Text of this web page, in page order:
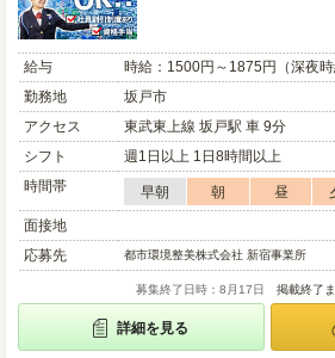
給与
時給：1500円～1875円（深夜
勤務地
坂戸市
アクセス
東武東上線 坂戸駅 車 9分
シフト
週1日以上 1日8時間以上
時間帯
早朝 朝 昼
面接地
応募先
都市環境整美株式会社 新宿事業所
募集終了日時：8月17日 掲載終了
詳細を見る